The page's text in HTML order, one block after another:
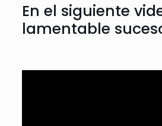
En el siguiente
lamentable